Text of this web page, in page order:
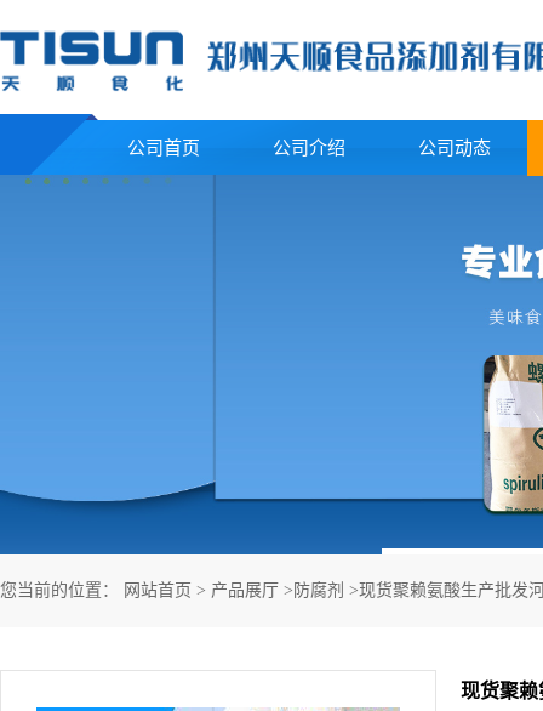
公司首页 公司介绍 公司动态
您当前的位置： 网站首页 > 产品展厅 > 防腐剂 >现货聚赖氨酸生产批发
现货聚赖